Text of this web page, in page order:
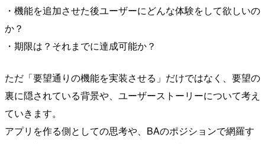
・機能を追加させた後ユーザーにどんな体験をして欲しいの
か？
・期限は？それまでに達成可能か？
ただ「要望通りの機能を実装させる」だけではなく、要望の
裏に隠されている背景や、ユーザーストーリーについて考え
ていきます。
アプリを作る側としての思考や、BAのポジションで網羅す